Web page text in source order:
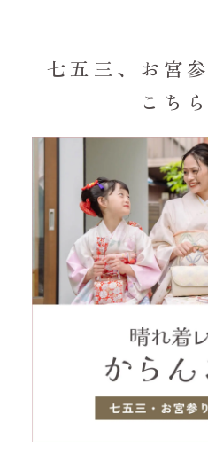
七五三、お宮
こち